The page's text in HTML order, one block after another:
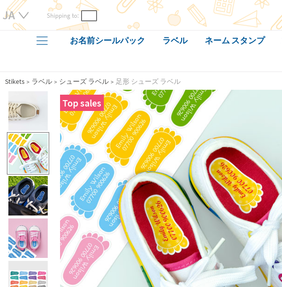
Shipping to:
お名前シールパック ラベル ネーム スタンプ
Stikets ラベル シューズ ラベル 足形 シューズ ラベル
Top sales